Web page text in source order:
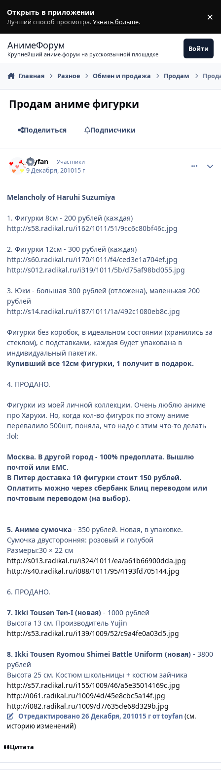
Открыть в приложении
Лучший способ просмотра.Узнать больше. ×
АнимеФорум
Крупнейший аниме-форум на русскоязычной площадке
Войти
Главная Разное Обмен и продажа Продам
Продам аниме фигурки
Поделиться Подписчики
toyfan Участники
9 Декабря, 201015 г
Melancholy of Haruhi Suzumiya
1. Фигурки 8см - 200 рублей (каждая)
http://s58.radikal.ru/i162/1011/51/9cc6c80bf46c.jpg
2. Фигурки 12см - 300 рублей (каждая)
http://s60.radikal.ru/i170/1011/f4/ced3e1a704ef.jpg
http://s012.radikal.ru/i319/1011/5b/d75af98bd055.jpg
3. Юки - большая 300 рублей (отложена), маленькая 200
рублей
http://s14.radikal.ru/i187/1011/1a/492c1080eb8c.jpg
Фигурки без коробок, в идеальном состоянии (хранились за
стеклом), с подставками, каждая будет упакована в
индивидуальный пакетик.
Купивший все 12см фигурки, 1 получит в подарок.
4. ПРОДАНО.
Фигурки из моей личной коллекции. Очень люблю аниме
про Харухи. Но, когда кол-во фигурок по этому аниме
перевалило 500шт, поняла, что надо с этим что-то делать
:lol:
Москва. В другой город - 100% предоплата. Вышлю
почтой или ЕМС.
В Питер доставка 1й фигурки стоит 150 рублей.
Оплатить можно через сбербанк Блиц переводом или
почтовым переводом (на выбор).
5. Аниме сумочка - 350 рублей. Новая, в упаковке.
Сумочка двусторонняя: розовый и голубой
Размеры:30 × 22 см
http://s013.radikal.ru/i324/1011/ea/a61b66900dda.jpg
http://s40.radikal.ru/i088/1011/95/4193fd705144.jpg
6. ПРОДАНО.
7. Ikki Tousen Ten-I (новая) - 1000 рублей
Высота 13 см. Производитель Yujin
http://s53.radikal.ru/i139/1009/52/c9a4fe0a03d5.jpg
8. Ikki Tousen Ryomou Shimei Battle Uniform (новая) - 3800
рублей
Высота 25 см. Костюм школьницы + костюм зайчика
http://s57.radikal.ru/i155/1009/46/a5e35014169c.jpg
http://i061.radikal.ru/1009/4d/45e8cbc5a14f.jpg
http://i082.radikal.ru/1009/d7/635de68d329b.jpg
Отредактировано26 Декабря, 201015 гот toyfan (см.
историю изменений)
Цитата